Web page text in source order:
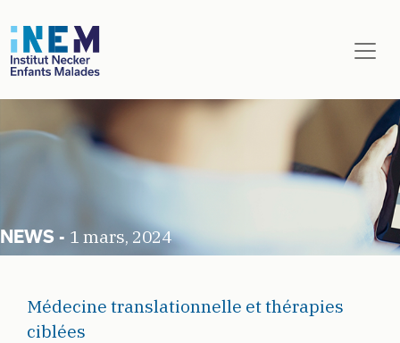
Aller au contenu principal
1 mars, 2024
Médecine translationnelle et thérapies
ciblées